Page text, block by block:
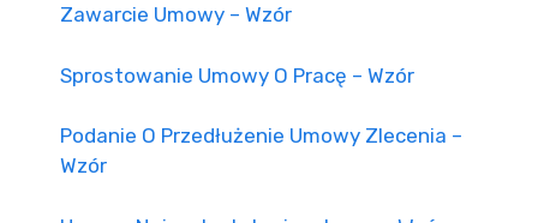
Zawarcie Umowy – Wzór
Sprostowanie Umowy O Pracę – Wzór
Podanie O Przedłużenie Umowy Zlecenia –
Wzór